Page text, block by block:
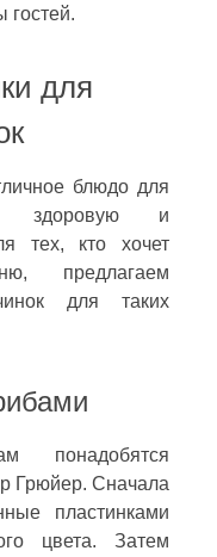
гостей.
для
блюдо для
здоровую и
тех, кто хочет
предлагаем
для таких
понадобятся
Грюйер. Сначала
пластинками
цвета. Затем